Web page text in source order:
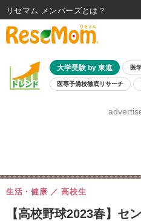
大学受験 by 東進 医
医専予備校徹底リサーチ
8月開催学校説
【高校野球2023春】セ
生活・健康 高校生
リセマム メンバーズ